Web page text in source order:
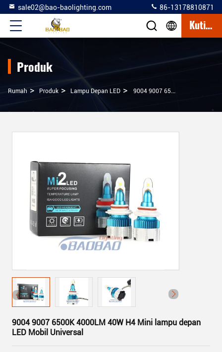
sale02@bao-baolighting.com 86-13178810871
Kutipan
Produk
Rumah > Produk > Lampu Depan LED > 9004 9007 6500K 4000LM 40W H4 Mini Lampu Depan LED Mobil Universal
9004 9007 6500K 4000LM 40W H4 Mini lampu depan
LED Mobil Universal